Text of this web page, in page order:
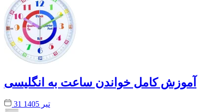
آموزش کامل خواندن ساعت به انگلیسی
31 تیر 1405